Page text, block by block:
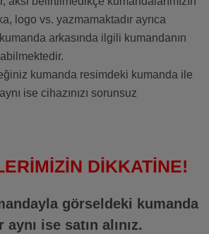
logo vs. yazmamaktadır ayrıca
arkasında ilgili kumandanın
kumanda resimdeki kumanda ile
ise cihazınızı sorunsuz
DİKKATİNE!
görseldeki kumanda
aynı ise satın alınız.